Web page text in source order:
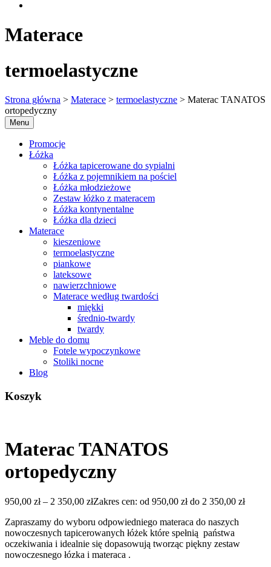
Materace
termoelastyczne
Strona główna > Materace > termoelastyczne > Materac TANATOS
ortopedyczny
Menu
Promocje
Łóżka
Łóżka tapicerowane do sypialni
Łóżka z pojemnikiem na pościel
Łóżka młodzieżowe
Zestaw łóżko z materacem
Łóżka kontynentalne
Łóżka dla dzieci
Materace
kieszeniowe
termoelastyczne
piankowe
lateksowe
nawierzchniowe
Materace według twardości
miękki
średnio-twardy
twardy
Meble do domu
Fotele wypoczynkowe
Stoliki nocne
Blog
Koszyk
Materac TANATOS
ortopedyczny
950,00 zł – 2 350,00 złZakres cen: od 950,00 zł do 2 350,00 zł
Zapraszamy do wyboru odpowiedniego materaca do naszych
nowoczesnych tapicerowanych łóżek które spełnią państwa
oczekiwania i idealnie się dopasowują tworząc piękny zestaw
nowoczesnego łózka i materaca .